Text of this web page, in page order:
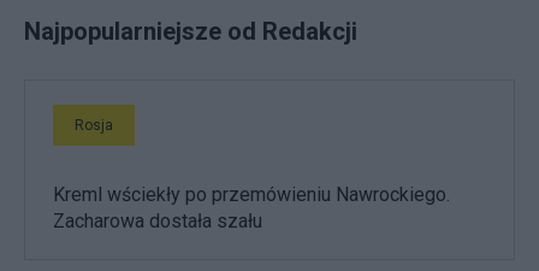
Najpopularniejsze od Redakcji
Rosja
Kreml wściekły po przemówieniu Nawrockiego.
Zacharowa dostała szału